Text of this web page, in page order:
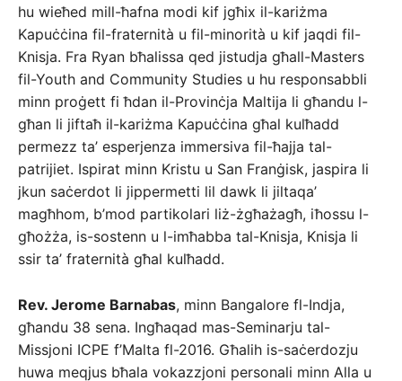
hu wieħed mill-ħafna modi kif jgħix il-kariżma
Kapuċċina fil-fraternità u fil-minorità u kif jaqdi fil-
Knisja. Fra Ryan bħalissa qed jistudja għall-Masters
fil-Youth and Community Studies u hu responsabbli
minn proġett fi ħdan il-Provinċja Maltija li għandu l-
għan li jiftaħ il-kariżma Kapuċċina għal kulħadd
permezz ta’ esperjenza immersiva fil-ħajja tal-
patrijiet. Ispirat minn Kristu u San Franġisk, jaspira li
jkun saċerdot li jippermetti lil dawk li jiltaqa’
magħhom, b’mod partikolari liż-żgħażagħ, iħossu l-
għożża, is-sostenn u l-imħabba tal-Knisja, Knisja li
ssir ta’ fraternità għal kulħadd.
Rev. Jerome Barnabas, minn Bangalore fl-Indja,
għandu 38 sena. Ingħaqad mas-Seminarju tal-
Missjoni ICPE f’Malta fl-2016. Għalih is-saċerdozju
huwa meqjus bħala vokazzjoni personali minn Alla u